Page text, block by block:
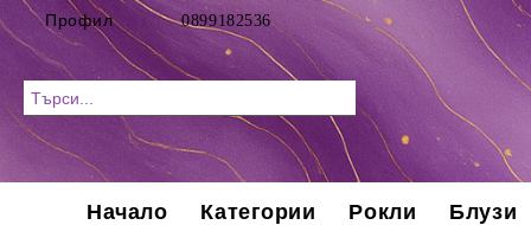
Профил 0899182536
Начало Категории Рокли
Блузи